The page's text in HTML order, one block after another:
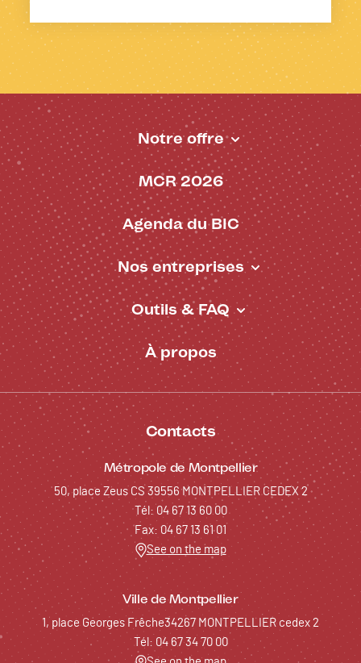
Pied de page - BIC
Notre offre
MCR 2026
Agenda du BIC
Nos entreprises
Outils & FAQ
À propos
Contacts
Métropole de Montpellier
50, place Zeus CS 39556 MONTPELLIER CEDEX 2
Tél: 04 67 13 60 00
Fax: 04 67 13 61 01
See on the map
Ville de Montpellier
1, place Georges Frêche34267 MONTPELLIER cedex 2
Tél: 04 67 34 70 00